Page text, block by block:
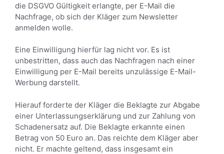
die DSGVO Gültigkeit erlangte, per E-Mail die
Nachfrage, ob sich der Kläger zum Newsletter
anmelden wolle.
Eine Einwilligung hierfür lag nicht vor. Es ist
unbestritten, dass auch das Nachfragen nach einer
Einwilligung per E-Mail bereits unzulässige E-Mail-
Werbung darstellt.
Hierauf forderte der Kläger die Beklagte zur Abgabe
einer Unterlassungserklärung und zur Zahlung von
Schadenersatz auf. Die Beklagte erkannte einen
Betrag von 50 Euro an. Das reichte dem Kläger aber
nicht. Er machte geltend, dass insgesamt ein